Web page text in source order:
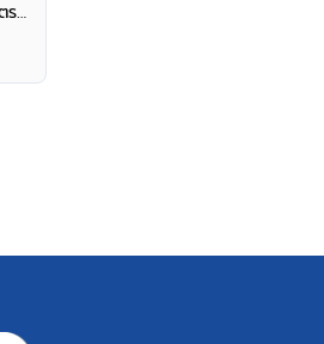
สีพ่นรองพื้นเทาแห้งเร็วตรากุ้ง (ล็อบสเตอร์)